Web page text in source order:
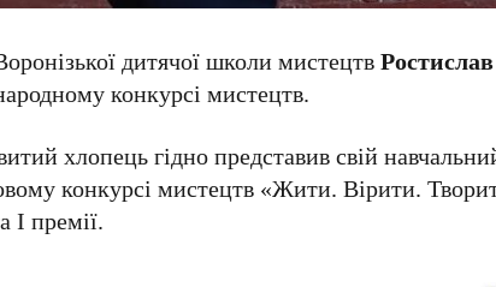
дитячої школи мистецтв
конкурсі мистецтв.
хлопець гідно представив свій
конкурсі мистецтв «Жити. Вірити.
І премії.